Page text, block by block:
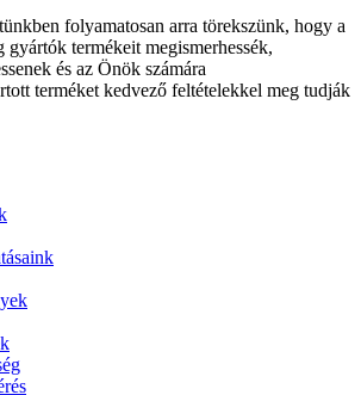
folyamatosan arra törekszünk, hogy a
gyártók termékeit megismerhessék,
és az Önök számára
terméket kedvező feltételekkel meg tudják